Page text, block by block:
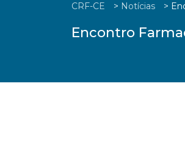
CRF-CE > Notícias >
Encontro